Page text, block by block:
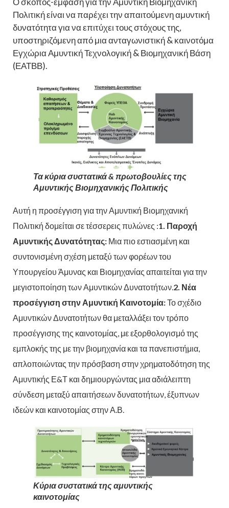
Πολιτική είναι να παρέχει την απαιτούμενη αμυντική
δυνατότητα για να επιτύχει τους στόχους της,
υποστηριζόμενη από μια ανταγωνιστική & καινοτόμα
Εγχώρια Αμυντική Τεχνολογική & Βιομηχανική Βάση
(ΕΑΤΒΒ).
Τα κύρια συστατικά & πρωτοβουλίες της
Αμυντικής Βιομηχανικής Πολιτικής
Αυτή η προσέγγιση για την Αμυντική Βιομηχανική
Πολιτική δομείται σε τέσσερεις πυλώνες :1. Παροχή
Αμυντικής Δυνατότητας: Μια πιο εστιασμένη και
συντονισμένη σχέση μεταξύ των φορέων του
Υπουργείου Άμυνας και Βιομηχανίας απαιτείται για την
μεγιστοποίηση των Αμυντικών Δυνατοτήτων. 2. Νέα
προσέγγιση στην Αμυντική Καινοτομία:Το σχέδιο
Αμυντικών Δυνατοτήτων θα μεταλλάξει τον τρόπο
προσέγγισης της καινοτομίας, με εξορθολογισμό της
εμπλοκής της με την βιομηχανία και τα πανεπιστήμια,
απλοποιώντας την πρόσβαση στην χρηματοδότηση της
Αμυντικής Ε&Τ και δημιουργώντας μια αδιάλειπτη
σύνδεση μεταξύ απαιτήσεων δυνατοτήτων, έξυπνων
ιδεών και καινοτομίας στην Α.Β.
Κύρια συστατικά της αμυντικής
καινοτομίας